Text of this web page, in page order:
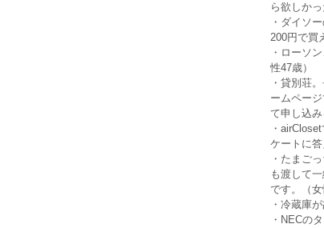
ら欲しか
・ダイソ
200円で買
・ローソ
性47歳）
・貸別荘
ームペー
て申し込
・
ケートに
・たまご
も渡して
です。（女
・冷蔵庫
・NECの